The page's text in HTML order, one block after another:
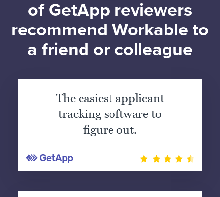
of GetApp reviewers
recommend Workable to
a friend or colleague
The easiest applicant
tracking software to
figure out.